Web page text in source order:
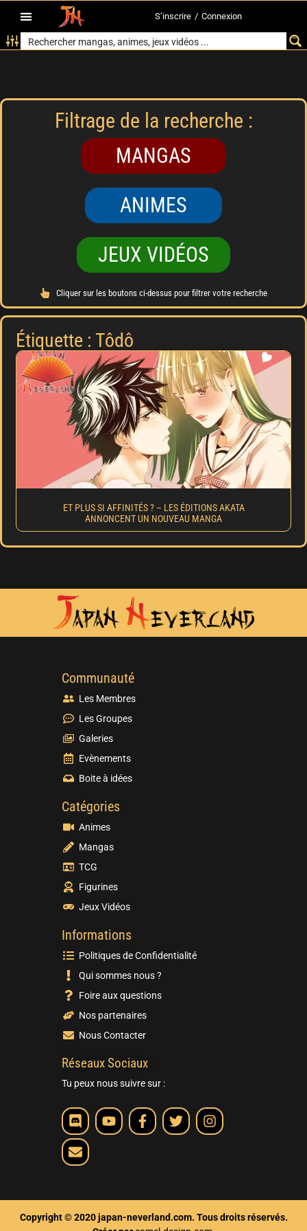
S’inscrire / Connexion
Filtrage de la recherche :
MANGAS
ANIMES
JEUX VIDÉOS
Cliquer sur les boutons ci-dessus pour filtrer votre recherche
Étiquette : Tôdô
ET PLUS SI AFFINITÉS ? – LES ÉDITIONS AKATA
ANNONCENT UN NOUVEAU MANGA
Communauté
Les Membres
Les Groupes
Galeries
Evènements
Boite à idées
Catégories
Animes
Mangas
TCG
Figurines
Jeux Vidéos
Informations
Politiques de Confidentialité
Qui sommes nous ?
Foire aux questions
Nos partenaires
Nous Contacter
Réseaux Sociaux
Tu peux nous suivre sur :
Copyright © 2020 japan-neverland.com. Tous droits réservés.